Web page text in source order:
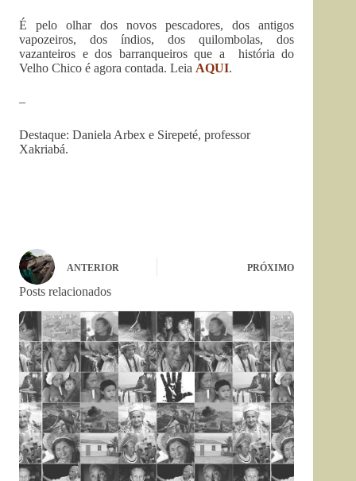
É pelo olhar dos novos pescadores, dos antigos
vapozeiros, dos índios, dos quilombolas, dos
vazanteiros e dos barranqueiros que a história do
Velho Chico é agora contada. Leia AQUI.
–
Destaque: Daniela Arbex e Sirepeté, professor
Xakriabá.
ANTERIOR PRÓXIMO
Posts relacionados